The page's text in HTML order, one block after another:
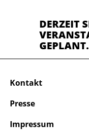
DERZEIT
GEPLANT.
Kontakt
Presse
Impressum